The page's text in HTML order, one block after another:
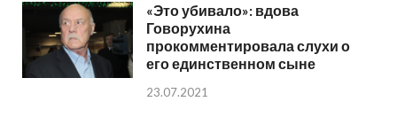
«Это убивало»: вдова
Говорухина
прокомментировала слухи о
его единственном сыне
23.07.2021